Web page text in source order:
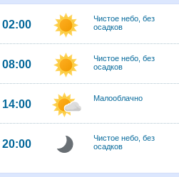
02:00
Чистое небо, без
осадков
08:00
Чистое небо, без
осадков
14:00 Малооблачно
20:00
Чистое небо, без
осадков